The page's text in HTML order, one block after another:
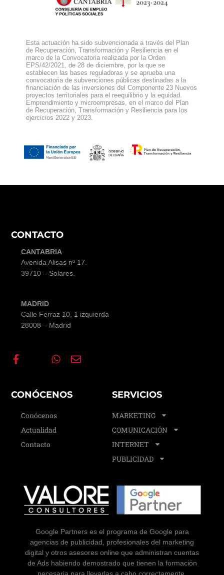
Esta actuación ha sido subvencionada a través del Plan
de Recuperación, Transformación y Resiliencia en el
marco de la Convocatoria realizada por la Orden
EPS/42/2021, de 28 de diciembre, por la que se
establecen las bases reguladoras y se aprueba una
convocatoria de subvenciones públicas destinadas a la
financiación de las inversiones del Componente 23 Nuevos
proyectos territoriales para el reequilibrio y la equidad.
Emprendimiento y microempresas, en el marco del Plan
de Recuperación, Transformación y Resiliencia para los
ejercicios 2022 y 2023.
Google Partners es el programa de Google para
agencias de publicidad, profesionales del marketing
digital y otros asesores online que administran cuentas
de Ads habiendo demostrado que tienen la formación
necesaria para llevarlas a cabo correctamente.
SERVICIOS
MARKETING
COMUNICACIÓN
INTERNET
PUBLICIDAD
CONÓCENOS
Conócenos
Actualidad
Contacto
CONTACTO
CANTABRIA
Avenida Alisas nº 17.
39710 – Solares.
MADRID
Calle Ferraz 10, 1 izquierda
28008 – Madrid